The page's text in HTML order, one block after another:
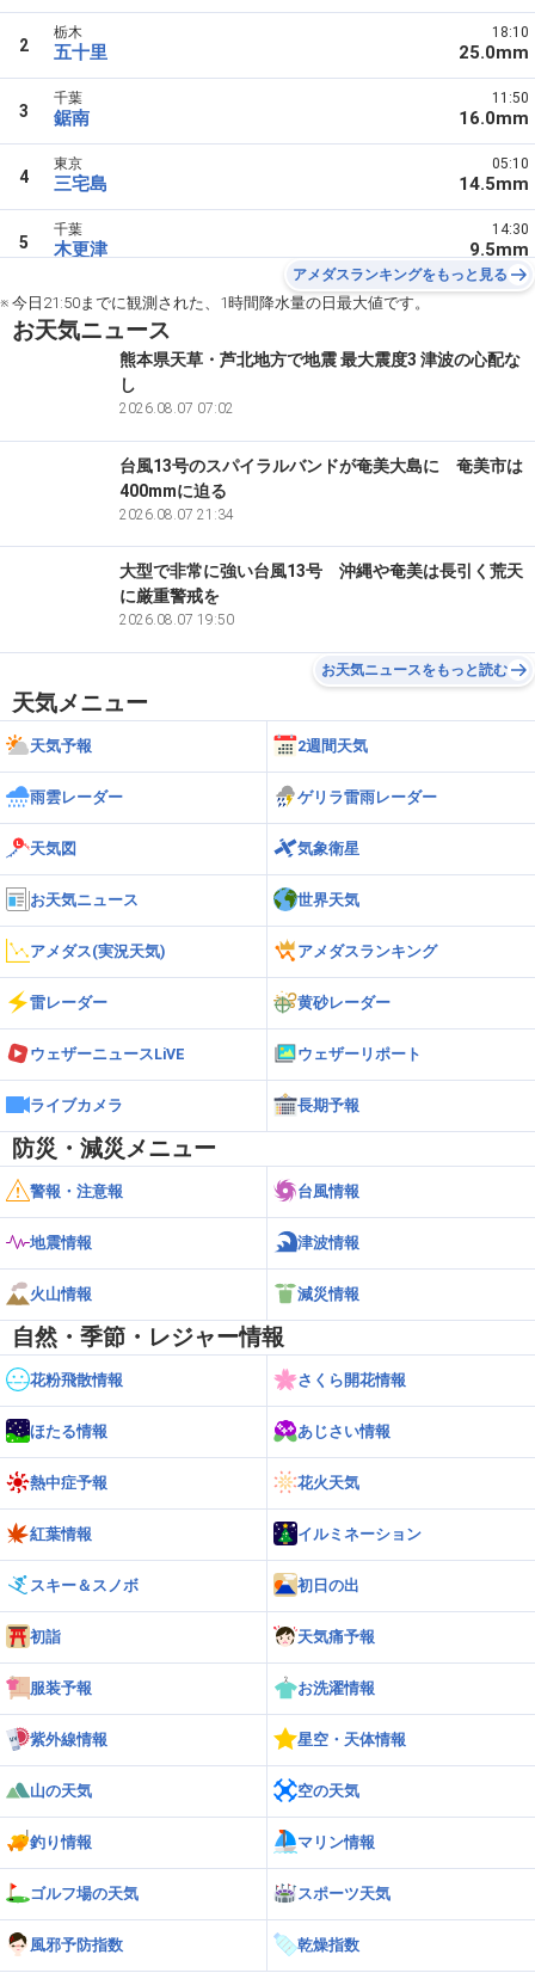
2
栃木
五十里
18:10
25.0mm
3
千葉
鋸南
11:50
16.0mm
4
東京
三宅島
05:10
14.5mm
5
千葉
木更津
14:30
9.5mm
アメダスランキングをもっと見る
※ 今日21:50までに観測された、1時間降水量の日最大値です。
お天気ニュース
熊本県天草・芦北地方で地震 最大震度3 津波の心配な
し
2026.08.07 07:02
台風13号のスパイラルバンドが奄美大島に 奄美市は
400mmに迫る
2026.08.07 21:34
大型で非常に強い台風13号 沖縄や奄美は長引く荒天
に厳重警戒を
2026.08.07 19:50
お天気ニュースをもっと読む
天気メニュー
天気予報 2週間天気
雨雲レーダー ゲリラ雷雨レーダー
天気図 気象衛星
お天気ニュース 世界天気
アメダス(実況天気) アメダスランキング
雷レーダー 黄砂レーダー
ウェザーニュースLiVE ウェザーリポート
ライブカメラ 長期予報
防災・減災メニュー
警報・注意報 台風情報
地震情報 津波情報
火山情報 減災情報
自然・季節・レジャー情報
花粉飛散情報 さくら開花情報
ほたる情報 あじさい情報
熱中症予報 花火天気
紅葉情報 イルミネーション
スキー＆スノボ 初日の出
初詣 天気痛予報
服装予報 お洗濯情報
紫外線情報 星空・天体情報
山の天気 空の天気
釣り情報 マリン情報
ゴルフ場の天気 スポーツ天気
風邪予防指数 乾燥指数